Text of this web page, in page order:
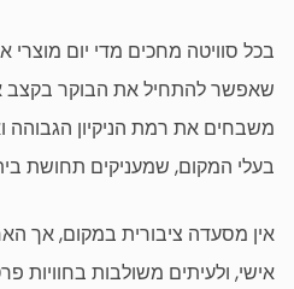
בכל סוויטה מחכים מדי יום מוצרי
שאפשר להתחיל את הבוקר בקצב
משבחים את רמת הניקיון
בעלי המקום, שמעניקים תחושת
אין מסעדה ציבורית במקום, אך
אישי, ולעיתים משולבות בחוויות